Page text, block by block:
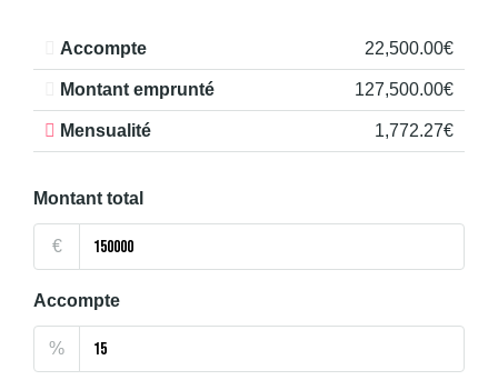
Accompte 22,500.00€
Montant emprunté 127,500.00€
Mensualité 1,772.27€
Montant total
€
Accompte
%